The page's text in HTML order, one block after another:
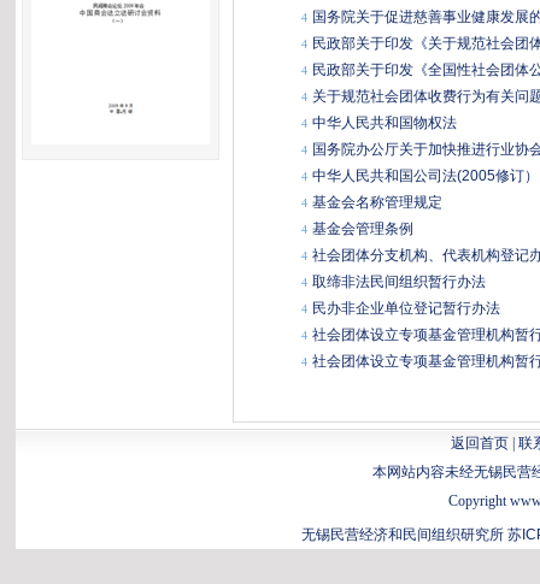
4 国务院关于促进慈善事业健康发展
4 民政部关于印发《关于规范社会团
4 民政部关于印发《全国性社会团体
4 关于规范社会团体收费行为有关问
4 中华人民共和国物权法
4 国务院办公厅关于加快推进行业协
4 中华人民共和国公司法(2005修订）
4 基金会名称管理规定
4 基金会管理条例
4 社会团体分支机构、代表机构登记
4 取缔非法民间组织暂行办法
4 民办非企业单位登记暂行办法
4 社会团体设立专项基金管理机构暂
4 社会团体设立专项基金管理机构暂
返回首页| 联
本网站内容未经无锡民营
Copyright
无锡民营经济和民间组织研究所 苏